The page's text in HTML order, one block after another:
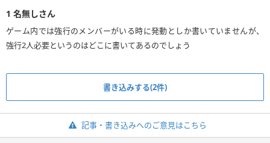
1 名無しさん
ゲーム内では強行のメンバーがいる時に発動としか書いていませんが、
強行2人必要というのはどこに書いてあるのでしょう
書き込みする(2件)
記事・書き込みへのご意見はこちら